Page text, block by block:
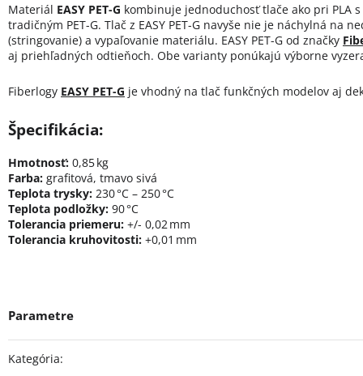
Materiál EASY PET-G kombinuje jednoduchosť tlače ako pri PLA
tradičným PET-G. Tlač z EASY PET-G navyše nie je náchylná na
(stringovanie) a vypaľovanie materiálu. EASY PET-G od značky
aj priehľadných odtieňoch. Obe varianty ponúkajú výborne
Fiberlogy EASY PET-G je vhodný na tlač funkčných modelov aj
Špecifikácia:
Hmotnosť: 0,85 kg
Farba: grafitová, tmavo sivá
Teplota trysky: 230 °C – 250 °C
Teplota podložky: 90 °C
Tolerancia priemeru: +/- 0,02 mm
Tolerancia kruhovitosti: +0,01 mm
Kategória: